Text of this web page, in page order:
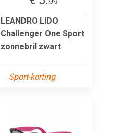
LEANDRO LIDO
Challenger One Sport
zonnebril zwart
Sport-korting